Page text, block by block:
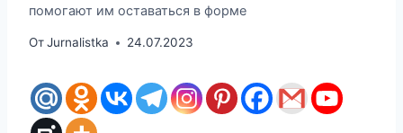
помогают им оставаться в форме
ОтJurnalistka 24.07.2023